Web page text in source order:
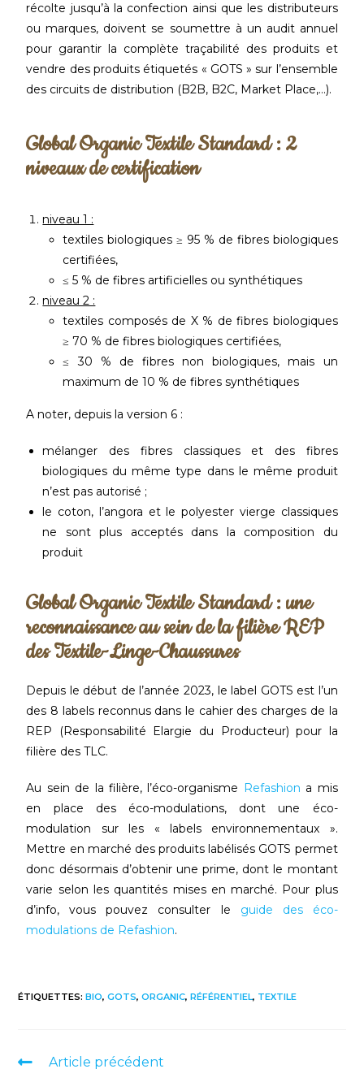
récolte jusqu’à la confection ainsi que les distributeurs
ou marques, doivent se soumettre à un audit annuel
pour garantir la complète traçabilité des produits et
vendre des produits étiquetés « GOTS » sur l’ensemble
des circuits de distribution (B2B, B2C, Market Place,…).
Global Organic Textile Standard : 2
niveaux de certification
niveau 1 :
textiles biologiques ≥ 95 % de fibres biologiques
certifiées,
≤ 5 % de fibres artificielles ou synthétiques
niveau 2 :
textiles composés de X % de fibres biologiques
≥ 70 % de fibres biologiques certifiées,
≤ 30 % de fibres non biologiques, mais un
maximum de 10 % de fibres synthétiques
A noter, depuis la version 6 :
mélanger des fibres classiques et des fibres
biologiques du même type dans le même produit
n’est pas autorisé ;
le coton, l’angora et le polyester vierge classiques
ne sont plus acceptés dans la composition du
produit
Global Organic Textile Standard : une
reconnaissance au sein de la filière REP
des Textile-Linge-Chaussures
Depuis le début de l’année 2023, le label GOTS est l’un
des 8 labels reconnus dans le cahier des charges de la
REP (Responsabilité Elargie du Producteur) pour la
filière des TLC.
Au sein de la filière, l’éco-organisme Refashion a mis
en place des éco-modulations, dont une éco-
modulation sur les « labels environnementaux ».
Mettre en marché des produits labélisés GOTS permet
donc désormais d’obtenir une prime, dont le montant
varie selon les quantités mises en marché. Pour plus
d’info, vous pouvez consulter le guide des éco-
modulations de Refashion.
ÉTIQUETTES:BIO, GOTS, ORGANIC, RÉFÉRENTIEL, TEXTILE
Article précédent